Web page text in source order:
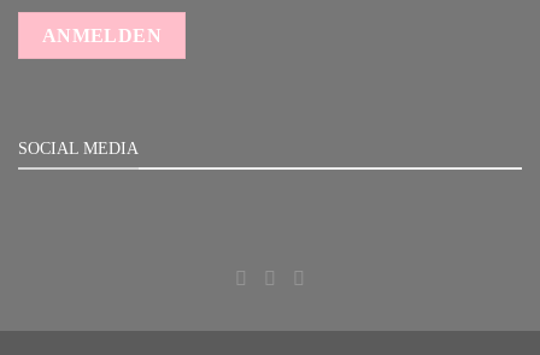
SOCIAL MEDIA